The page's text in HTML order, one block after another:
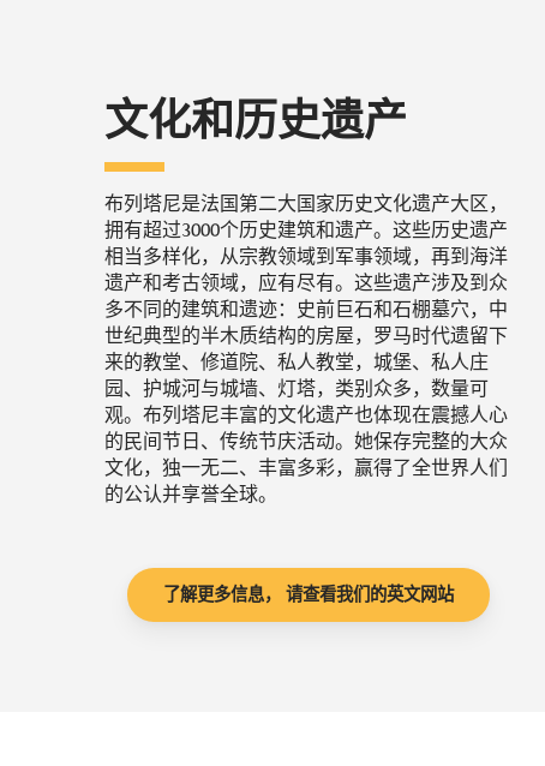
文化和历史遗产
布列塔尼是法国第二大国家历史文化遗产大区，
拥有超过3000个历史建筑和遗产。这些历史遗产
相当多样化，从宗教领域到军事领域，再到海洋
遗产和考古领域，应有尽有。这些遗产涉及到众
多不同的建筑和遗迹：史前巨石和石棚墓穴，中
世纪典型的半木质结构的房屋，罗马时代遗留下
来的教堂、修道院、私人教堂，城堡、私人庄
园、护城河与城墙、灯塔，类别众多，数量可
观。布列塔尼丰富的文化遗产也体现在震撼人心
的民间节日、传统节庆活动。她保存完整的大众
文化，独一无二、丰富多彩，赢得了全世界人们
的公认并享誉全球。
了解更多信息， 请查看我们的英文网站